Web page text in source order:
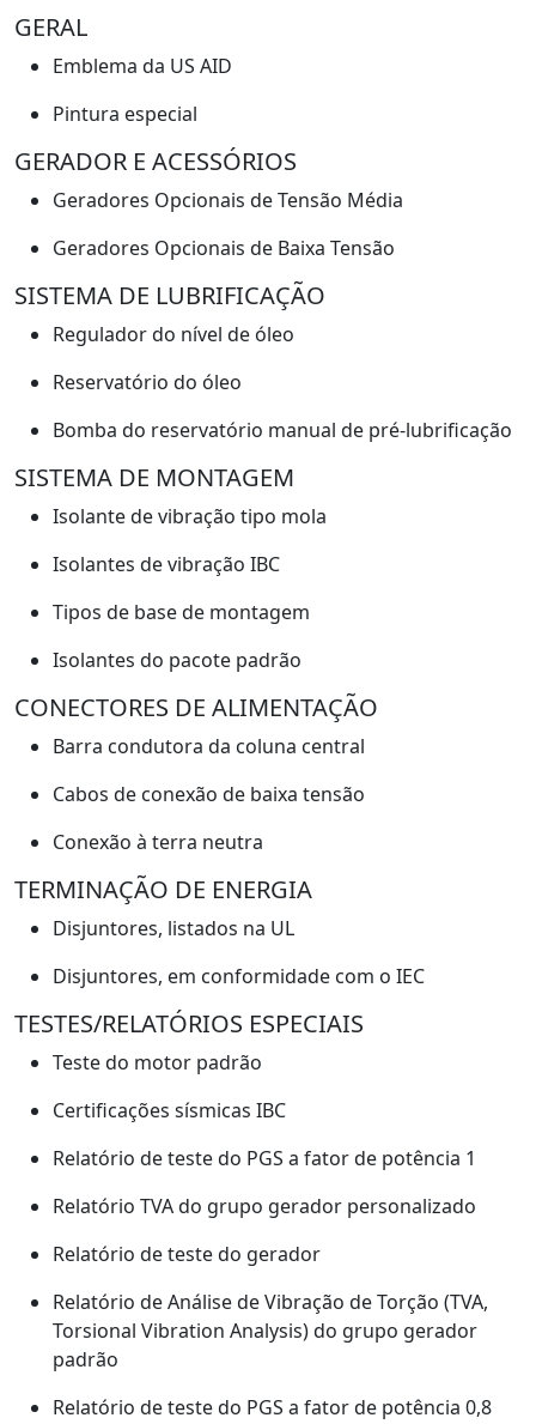
GERAL
Emblema da US AID
Pintura especial
GERADOR E ACESSÓRIOS
Geradores Opcionais de Tensão Média
Geradores Opcionais de Baixa Tensão
SISTEMA DE LUBRIFICAÇÃO
Regulador do nível de óleo
Reservatório do óleo
Bomba do reservatório manual de pré-lubrificação
SISTEMA DE MONTAGEM
Isolante de vibração tipo mola
Isolantes de vibração IBC
Tipos de base de montagem
Isolantes do pacote padrão
CONECTORES DE ALIMENTAÇÃO
Barra condutora da coluna central
Cabos de conexão de baixa tensão
Conexão à terra neutra
TERMINAÇÃO DE ENERGIA
Disjuntores, listados na UL
Disjuntores, em conformidade com o IEC
TESTES/RELATÓRIOS ESPECIAIS
Teste do motor padrão
Certificações sísmicas IBC
Relatório de teste do PGS a fator de potência 1
Relatório TVA do grupo gerador personalizado
Relatório de teste do gerador
Relatório de Análise de Vibração de Torção (TVA,
Torsional Vibration Analysis) do grupo gerador
padrão
Relatório de teste do PGS a fator de potência 0,8